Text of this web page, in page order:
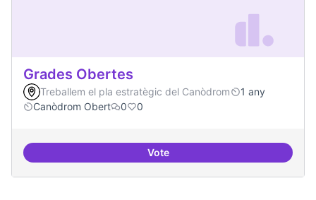
Grades Obertes
Treballem el pla estratègic del Canòdrom
1 any
Canòdrom Obert
0 0
VoteGrades Obertes